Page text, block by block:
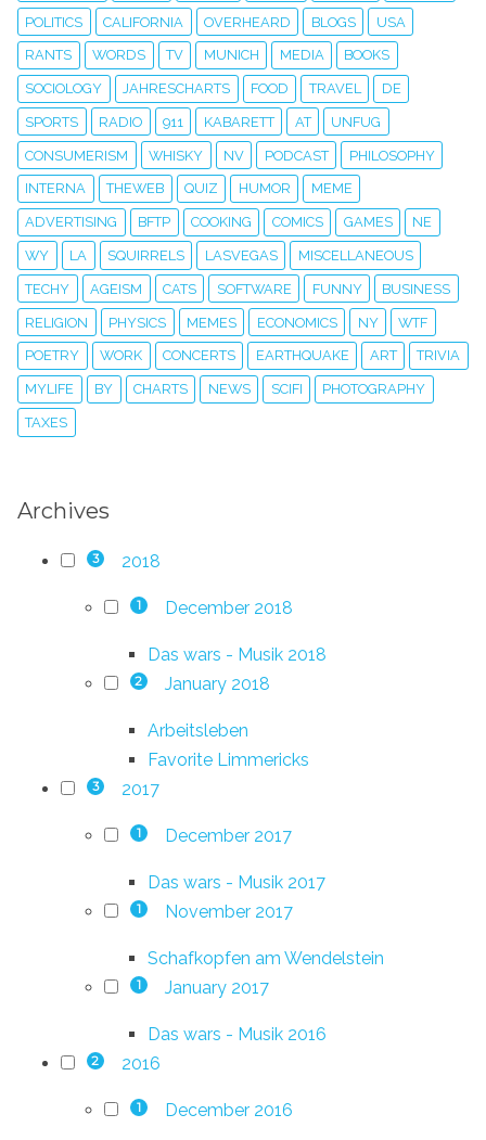
POLITICS CALIFORNIA OVERHEARD BLOGS USA
RANTS WORDS TV MUNICH MEDIA BOOKS
SOCIOLOGY JAHRESCHARTS FOOD TRAVEL DE
SPORTS RADIO 911 KABARETT AT UNFUG
CONSUMERISM WHISKY NV PODCAST PHILOSOPHY
INTERNA THEWEB QUIZ HUMOR MEME
ADVERTISING BFTP COOKING COMICS GAMES NE
WY LA SQUIRRELS LASVEGAS MISCELLANEOUS
TECHY AGEISM CATS SOFTWARE FUNNY BUSINESS
RELIGION PHYSICS MEMES ECONOMICS NY WTF
POETRY WORK CONCERTS EARTHQUAKE ART TRIVIA
MYLIFE BY CHARTS NEWS SCIFI PHOTOGRAPHY
TAXES
Archives
3 2018
1 December 2018
Das wars - Musik 2018
2 January 2018
Arbeitsleben
Favorite Limmericks
3 2017
1 December 2017
Das wars - Musik 2017
1 November 2017
Schafkopfen am Wendelstein
1 January 2017
Das wars - Musik 2016
2 2016
1 December 2016